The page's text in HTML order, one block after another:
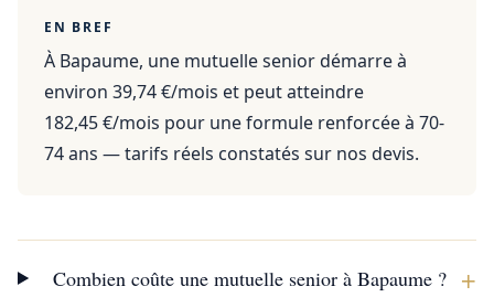
EN BREF
À Bapaume, une mutuelle senior démarre à
environ 39,74 €/mois et peut atteindre
182,45 €/mois pour une formule renforcée à 70-
74 ans — tarifs réels constatés sur nos devis.
Combien coûte une mutuelle senior à Bapaume ? +